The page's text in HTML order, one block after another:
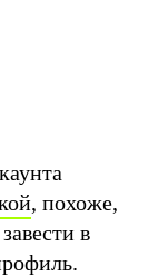
, похоже,
в